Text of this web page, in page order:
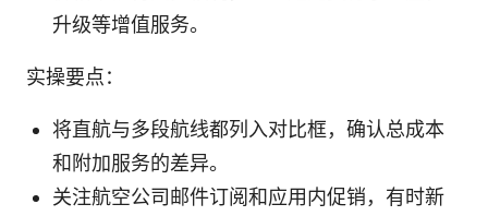
升级等增值服务。
实操要点：
将直航与多段航线都列入对比框，确认总成本
和附加服务的差异。
关注航空公司邮件订阅和应用内促销，有时新